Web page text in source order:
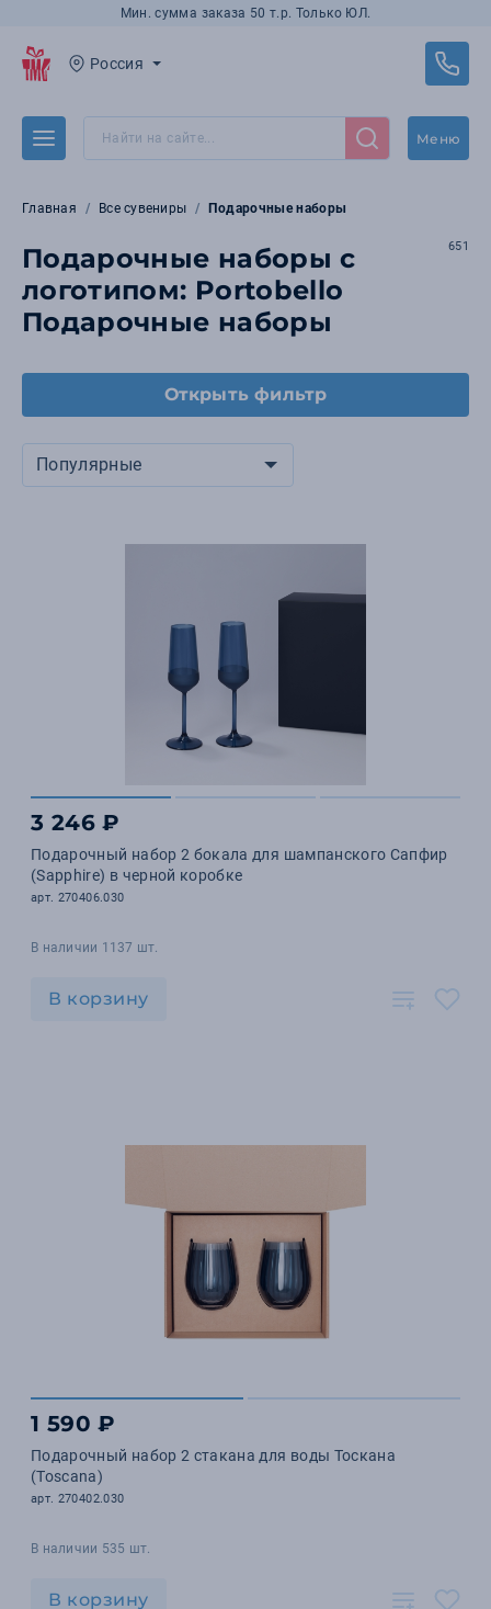
Мин. сумма заказа 50 т.р. Только ЮЛ.
Россия
Меню
Главная Все сувениры Подарочные наборы
Подарочные наборы с
логотипом: Portobello
Подарочные наборы
651
Открыть фильтр
Популярные
3 246 ₽
Подарочный набор 2 бокала для шампанского Сапфир
(Sapphire) в черной коробке
арт. 270406.030
В наличии 1137 шт.
В корзину
1 590 ₽
Подарочный набор 2 стакана для воды Тоскана
(Toscana)
арт. 270402.030
В наличии 535 шт.
В корзину